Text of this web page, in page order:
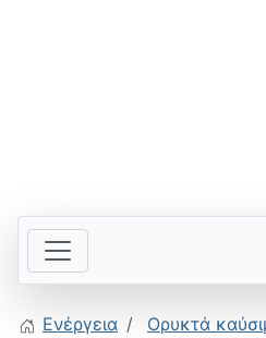
Ενέργεια Ορυκτά